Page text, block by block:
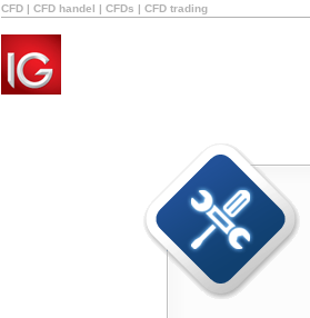
CFD | CFD handel | CFDs | CFD trading